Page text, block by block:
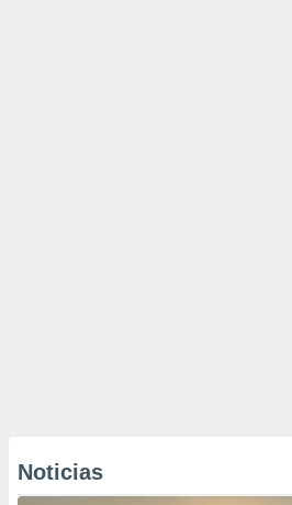
Noticias